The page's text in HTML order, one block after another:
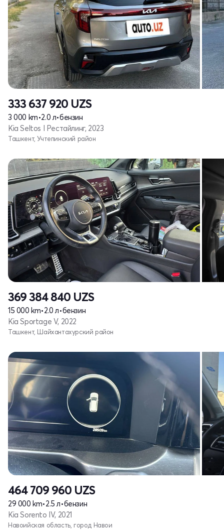
333 637 920 UZS
3 000 km•2.0 л•бензин
Kia Seltos I Рестайлинг, 2023
Ташкент, Учтепинский район
369 384 840 UZS
15 000 km•2.0 л•бензин
Kia Sportage V, 2022
Ташкент, Шайхантахурский район
464 709 960 UZS
29 000 km•2.5 л•бензин
Kia Sorento IV, 2021
Навоийская область, город Навои